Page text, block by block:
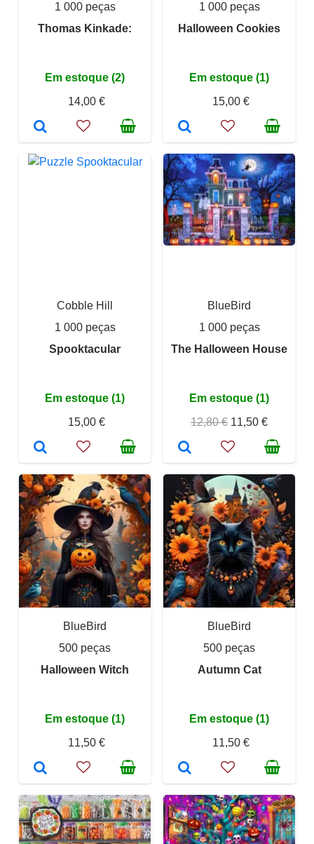
1 000 peças
Thomas Kinkade:
Em estoque (2)
14,00 €
1 000 peças
Halloween Cookies
Em estoque (1)
15,00 €
Cobble Hill
1 000 peças
Spooktacular
Em estoque (1)
15,00 €
BlueBird
1 000 peças
The Halloween House
Em estoque (1)
12,80 € 11,50 €
BlueBird
500 peças
Halloween Witch
Em estoque (1)
11,50 €
BlueBird
500 peças
Autumn Cat
Em estoque (1)
11,50 €